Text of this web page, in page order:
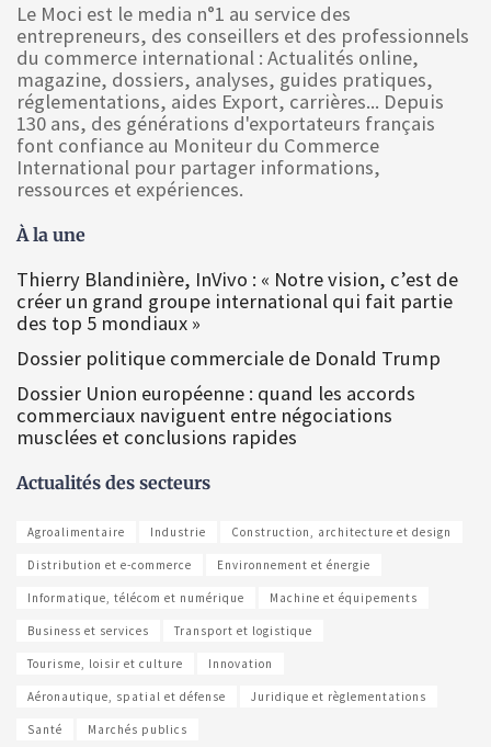
Le Moci est le media n°1 au service des
entrepreneurs, des conseillers et des professionnels
du commerce international : Actualités online,
magazine, dossiers, analyses, guides pratiques,
réglementations, aides Export, carrières... Depuis
130 ans, des générations d'exportateurs français
font confiance au Moniteur du Commerce
International pour partager informations,
ressources et expériences.
À la une
Thierry Blandinière, InVivo : « Notre vision, c’est de
créer un grand groupe international qui fait partie
des top 5 mondiaux »
Dossier politique commerciale de Donald Trump
Dossier Union européenne : quand les accords
commerciaux naviguent entre négociations
musclées et conclusions rapides
Actualités des secteurs
Agroalimentaire Industrie Construction, architecture et design
Distribution et e-commerce Environnement et énergie
Informatique, télécom et numérique Machine et équipements
Business et services Transport et logistique
Tourisme, loisir et culture Innovation
Aéronautique, spatial et défense Juridique et règlementations
Santé Marchés publics